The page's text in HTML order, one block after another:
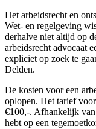
Het arbeidsrecht en
Wet- en regelgeving
derhalve niet altijd op
arbeidsrecht advocaat
expliciet op zoek te
Delden.
De kosten voor een
oplopen. Het tarief
€100,-. Afhankelijk van
hebt op een